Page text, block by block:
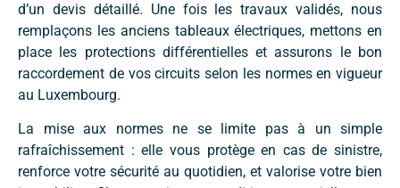
d’un devis détaillé. Une fois les travaux validés, nous
remplaçons les anciens tableaux électriques, mettons en
place les protections différentielles et assurons le bon
raccordement de vos circuits selon les normes en vigueur
au Luxembourg.
La mise aux normes ne se limite pas à un simple
rafraîchissement : elle vous protège en cas de sinistre,
renforce votre sécurité au quotidien, et valorise votre bien